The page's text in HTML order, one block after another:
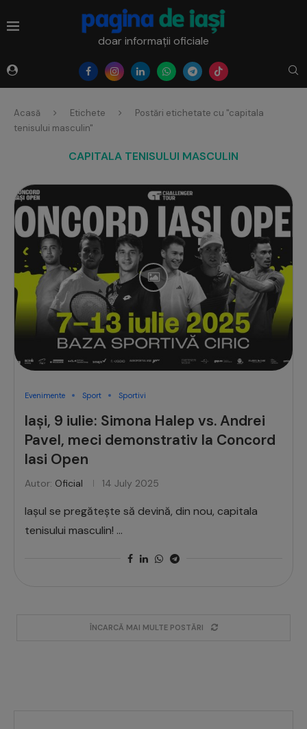
doar informații oficiale
Acasă Etichete
Postări etichetate cu "capitala
tenisului masculin"
CAPITALA TENISULUI MASCULIN
Evenimente Sport Sportivi
Iași, 9 iulie: Simona Halep vs. Andrei
Pavel, meci demonstrativ la Concord
Iasi Open
Autor: Oficial 14 July 2025
Iașul se pregătește să devină, din nou, capitala
tenisului masculin! …
ÎNCARCĂ MAI MULTE POSTĂRI